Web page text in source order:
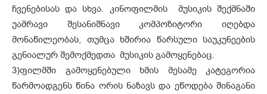
ჩვენებისას და სხვა. კინოფილმის მუსიკის შექმნაში
უამრავი შესანიშნავი კომპოზიტორი იღებდა
მონაწილეობას, თუმცა ხშირია წარსული საუკუნეების
გენიალურ შემოქმედთა მუსიკის გამოყენებაც.
3)ფილმში გამოყენებული ხმის მესამე კატეგორია
წარმოადგენს წინა ორის ნაზავს და ეწოდება შინაგანი